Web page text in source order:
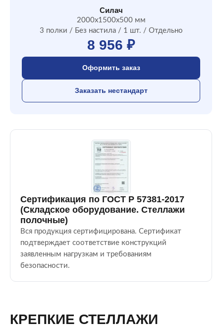
Силач
2000x1500x500 мм
3 полки / Без настила / 1 шт. / Отдельно
8 956 ₽
Оформить заказ
Заказать нестандарт
Сертификация по ГОСТ Р 57381-2017
(Складское оборудование. Стеллажи
полочные)
Вся продукция сертифицирована. Сертификат
подтверждает соответствие конструкций
заявленным нагрузкам и требованиям
безопасности.
КРЕПКИЕ СТЕЛЛАЖИ